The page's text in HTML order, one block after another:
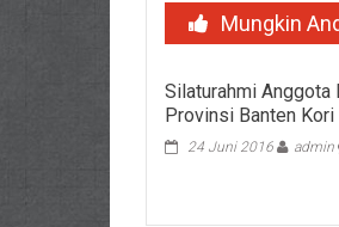
Mungkin
Silaturahmi Anggota
Provinsi Banten Kori
24 Juni 2016 admin